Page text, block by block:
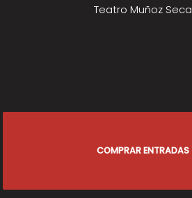
Teatro Muñoz Seca
COMPRAR ENTRADAS